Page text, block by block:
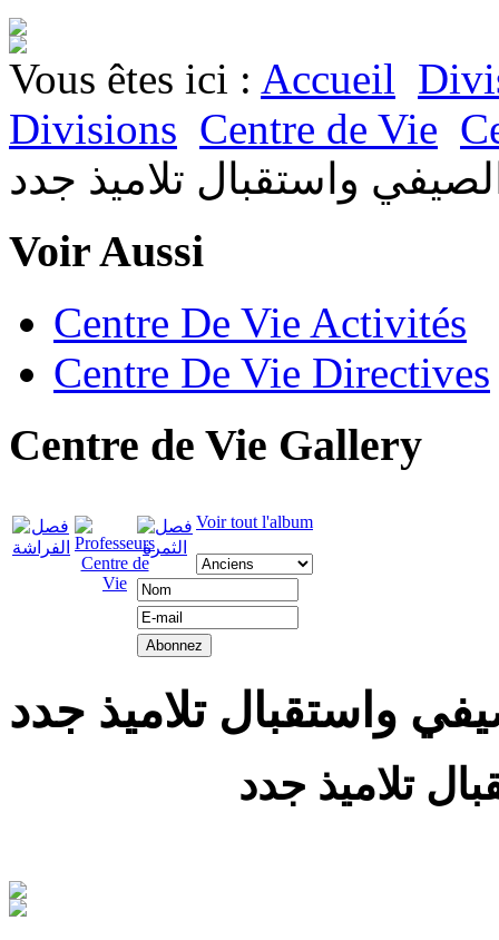
Vous êtes ici : Accueil
Divisions Centre de Vie
واستقبال تلاميذ جدد
Voir Aussi
Centre De Vie Activités
Centre De Vie Directives
Centre de Vie Gallery
Voir tout l'album
واستقبال تلاميذ جدد
تلاميذ جدد